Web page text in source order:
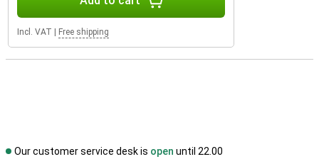
Incl. VAT Free shipping
Our customer service desk is open until 22.00